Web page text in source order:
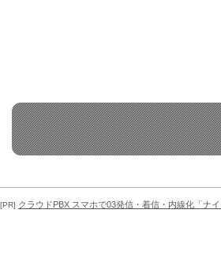
[PR] クラウドPBX スマホで03発信・着信・内線化「ナイ